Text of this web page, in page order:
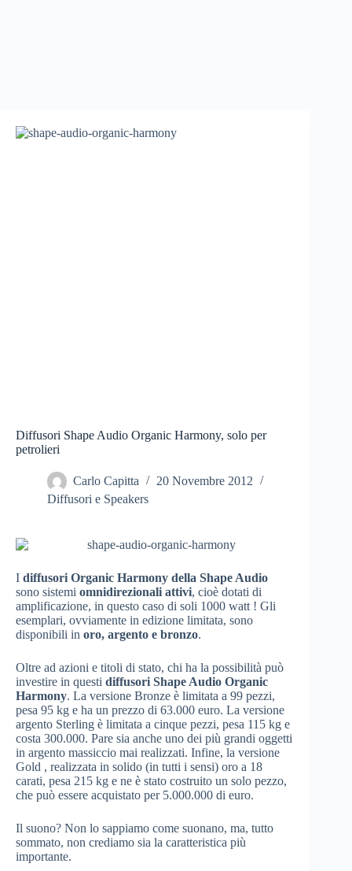
Diffusori Shape Audio Organic Harmony, solo per
petrolieri
Carlo Capitta
20 Novembre 2012
Diffusori e Speakers
I diffusori Organic Harmony della Shape Audio
sono sistemi omnidirezionali attivi, cioè dotati di
amplificazione, in questo caso di soli 1000 watt ! Gli
esemplari, ovviamente in edizione limitata, sono
disponibili in oro, argento e bronzo.
Oltre ad azioni e titoli di stato, chi ha la possibilità può
investire in questi diffusori Shape Audio Organic
Harmony. La versione Bronze è limitata a 99 pezzi,
pesa 95 kg e ha un prezzo di 63.000 euro. La versione
argento Sterling è limitata a cinque pezzi, pesa 115 kg e
costa 300.000. Pare sia anche uno dei più grandi oggetti
in argento massiccio mai realizzati. Infine, la versione
Gold , realizzata in solido (in tutti i sensi) oro a 18
carati, pesa 215 kg e ne è stato costruito un solo pezzo,
che può essere acquistato per 5.000.000 di euro.
Il suono? Non lo sappiamo come suonano, ma, tutto
sommato, non crediamo sia la caratteristica più
importante.